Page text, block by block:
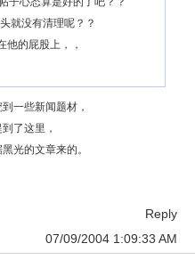
就没有清理呢？？
他的屁股上，，
一些新闻题材，
了这里，
光的文章来的。
Reply
07/09/2004 1:09:33 AM